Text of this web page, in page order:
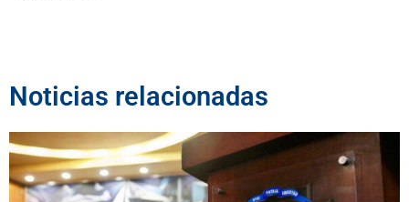
Noticias relacionadas